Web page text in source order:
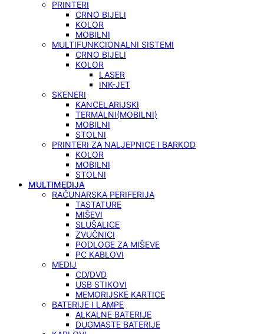
PRINTERI
CRNO BIJELI
KOLOR
MOBILNI
MULTIFUNKCIONALNI SISTEMI
CRNO BIJELI
KOLOR
LASER
INK-JET
SKENERI
KANCELARIJSKI
TERMALNI(MOBILNI)
MOBILNI
STOLNI
PRINTERI ZA NALJEPNICE I BARKOD
KOLOR
MOBILNI
STOLNI
MULTIMEDIJA
RAČUNARSKA PERIFERIJA
TASTATURE
MIŠEVI
SLUŠALICE
ZVUČNICI
PODLOGE ZA MIŠEVE
PC KABLOVI
MEDIJ
CD/DVD
USB STIKOVI
MEMORIJSKE KARTICE
BATERIJE I LAMPE
ALKALNE BATERIJE
DUGMASTE BATERIJE